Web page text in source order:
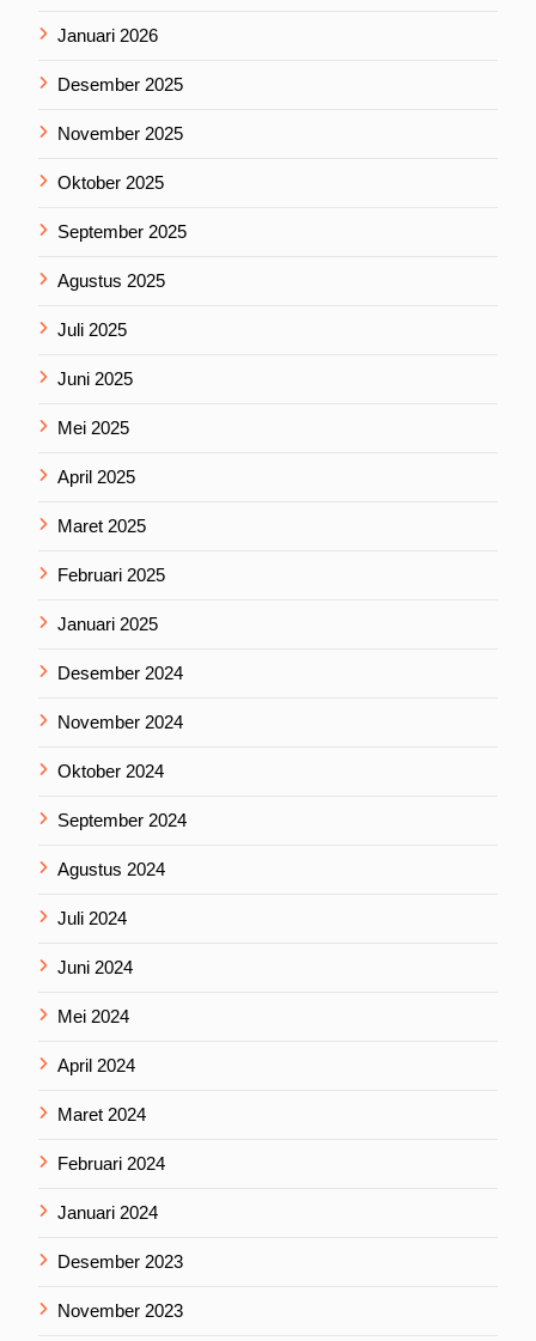
Januari 2026
Desember 2025
November 2025
Oktober 2025
September 2025
Agustus 2025
Juli 2025
Juni 2025
Mei 2025
April 2025
Maret 2025
Februari 2025
Januari 2025
Desember 2024
November 2024
Oktober 2024
September 2024
Agustus 2024
Juli 2024
Juni 2024
Mei 2024
April 2024
Maret 2024
Februari 2024
Januari 2024
Desember 2023
November 2023